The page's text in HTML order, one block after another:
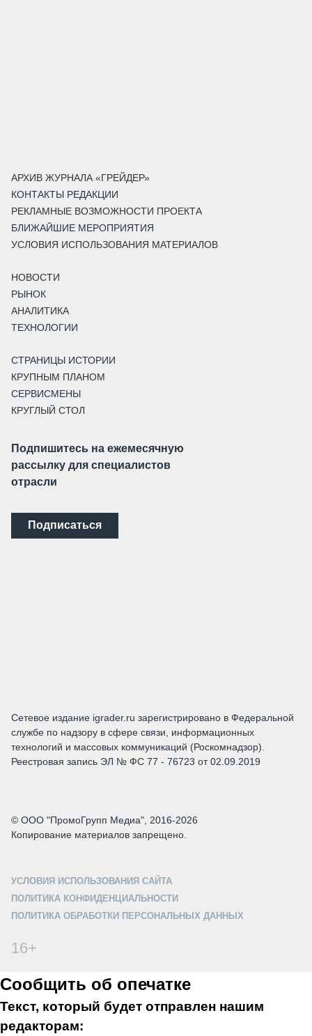
АРХИВ ЖУРНАЛА «ГРЕЙДЕР»
КОНТАКТЫ РЕДАКЦИИ
РЕКЛАМНЫЕ ВОЗМОЖНОСТИ ПРОЕКТА
БЛИЖАЙШИЕ МЕРОПРИЯТИЯ
УСЛОВИЯ ИСПОЛЬЗОВАНИЯ МАТЕРИАЛОВ
НОВОСТИ
РЫНОК
АНАЛИТИКА
ТЕХНОЛОГИИ
СТРАНИЦЫ ИСТОРИИ
КРУПНЫМ ПЛАНОМ
СЕРВИСМЕНЫ
КРУГЛЫЙ СТОЛ
Подпишитесь на ежемесячную
рассылку для специалистов
отрасли
Подписаться
Сетевое издание igrader.ru зарегистрировано в Федеральной
службе по надзору в сфере связи, информационных
технологий и массовых коммуникаций (Роскомнадзор).
Реестровая запись ЭЛ № ФС 77 - 76723 от 02.09.2019
© ООО "ПромоГрупп Медиа", 2016-2026
Копирование материалов запрещено.
УСЛОВИЯ ИСПОЛЬЗОВАНИЯ САЙТА
ПОЛИТИКА КОНФИДЕНЦИАЛЬНОСТИ
ПОЛИТИКА ОБРАБОТКИ ПЕРСОНАЛЬНЫХ ДАННЫХ
16+
Сообщить об опечатке
Текст, который будет отправлен нашим
редакторам: